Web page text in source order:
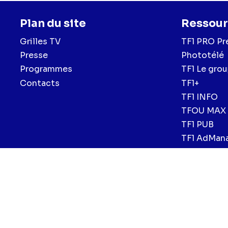
Plan du site
Grilles TV
Presse
Programmes
Contacts
TF1 PRO
Phototélé
TF1 Le
TF1+
TF1 INFO
TFOU MAX
TF1 PUB
TF1